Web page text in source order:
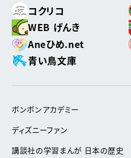
コクリコ
WEB げんき
Aneひめ.net
青い鳥文庫
ボンボンアカデミー
ディズニーファン
講談社の学習まんが 日本の歴史